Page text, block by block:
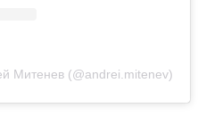
Митенев (@andrei.mitenev)